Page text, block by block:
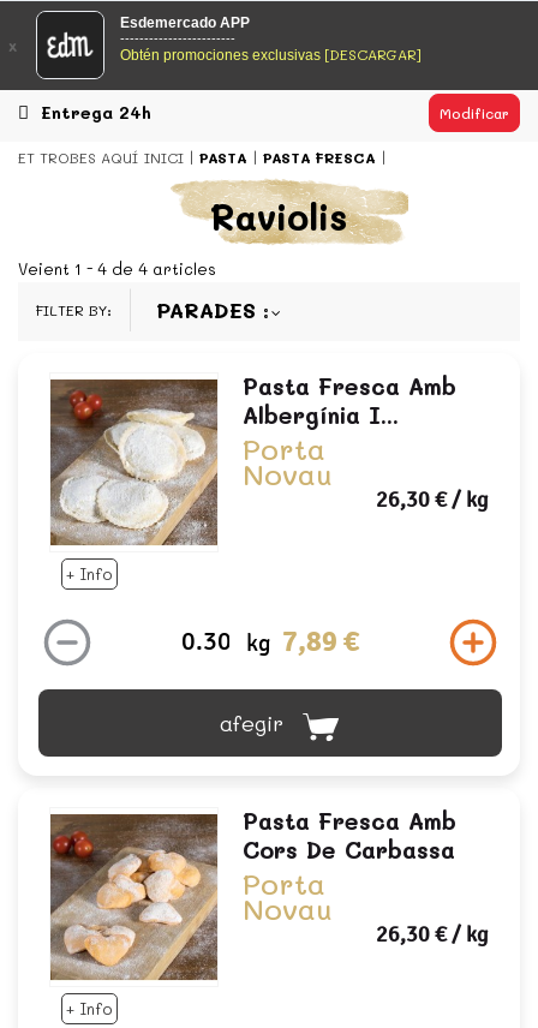
EsDeMercado.com
EsDeMercado.com te lleva a casa los mejores productos de
los mejores mercados de Barcelona y de productores
locales.
EsDeMercado.com
EsDeMercado.com te lleva a casa los mejores productos de
los mejores mercados de Barcelona y de productores
x
Esdemercado APP
------------------------
Obtén promociones exclusivas [DESCARGAR]
Entrega 24h Modificar
ET TROBES AQUÍ INICI PASTA PASTA FRESCA
Raviolis
Veient 1 - 4 de 4 articles
FILTER BY: PARADES
+ Info
Pasta Fresca Amb
Albergínia I...
Porta
Novau
26,30 €/ kg
kg 7,89 €
afegir
+ Info
Pasta Fresca Amb
Cors De Carbassa
Porta
Novau
26,30 €/ kg